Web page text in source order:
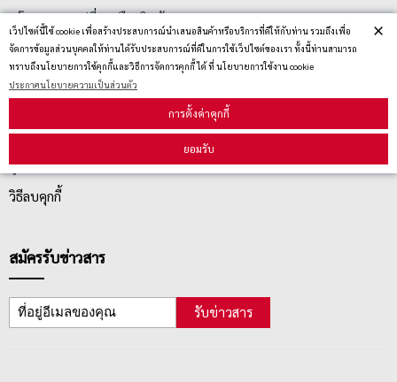
เว็ปไซต์นี้ใช้ cookie เพื่อสร้างประสบการณ์นำเสนอสินค้าหรือบริการที่ดีให้กับท่าน รวมถึงเพื่อ
จัดการข้อมูลส่วนบุคคลให้ท่านได้รับประสบการณ์ที่ดีในการใช้เว็ปไซต์ของเรา ทั้งนี้ท่านสามารถ
ทราบถึงนโยบายการใช้คุกกี้และวิธีการจัดการคุกกี้ ได้ ที่ นโยบายการใช้งาน cookie
ประกาศนโยบายความเป็นส่วนตัว
การตั้งค่าคุกกี้
ยอมรับ
×
นโยบายการเปลี่ยน/คืน สินค้า
บริการลูกค้า
ตรวจสอบสถานะสินค้า
คู่มือนักช้อป
วิธีลบคุกกี้
สมัครรับข่าวสาร
รับข่าวสาร